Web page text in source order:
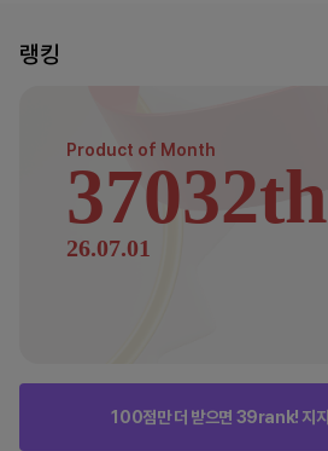
랭킹
Product of Month
37032th
26.07.01
100점만 더 받으면 39rank! 지